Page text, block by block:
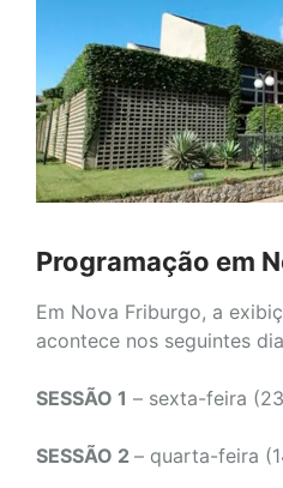
Programação em
Em Nova Friburgo, a
acontece nos seguintes
SESSÃO 1 – sexta-feira
SESSÃO 2 – quarta-feira